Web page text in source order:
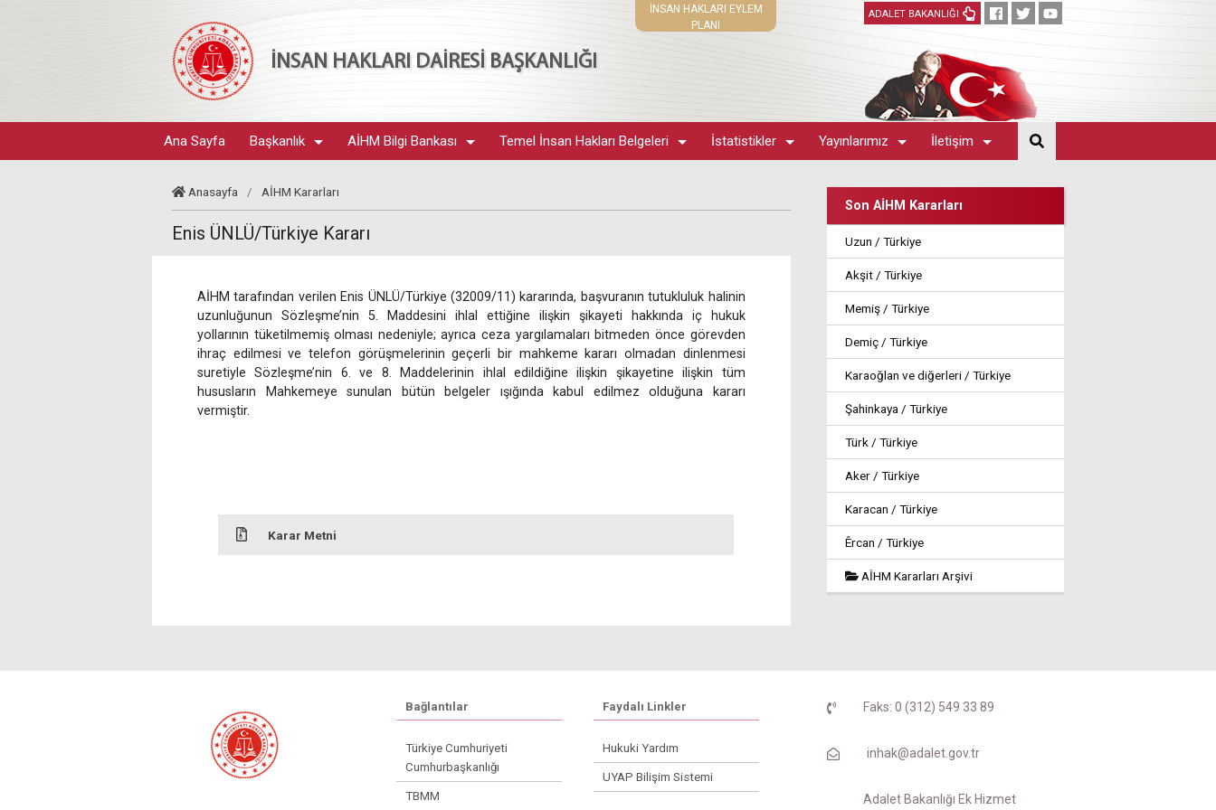
İNSAN HAKLARI DAİRESİ BAŞKANLIĞI
İNSAN HAKLARI EYLEM
PLANI
ADALET BAKANLIĞI
Ana Sayfa Başkanlık AİHM Bilgi Bankası Temel İnsan Hakları Belgeleri İstatistikler Yayınlarımız İletişim
Anasayfa / AİHM Kararları
Enis ÜNLÜ/Türkiye Kararı
AİHM tarafından verilen Enis ÜNLÜ/Türkiye (32009/11) kararında, başvuranın tutukluluk halinin
uzunluğunun Sözleşme’nin 5. Maddesini ihlal ettiğine ilişkin şikayeti hakkında iç hukuk
yollarının tüketilmemiş olması nedeniyle; ayrıca ceza yargılamaları bitmeden önce görevden
ihraç edilmesi ve telefon görüşmelerinin geçerli bir mahkeme kararı olmadan dinlenmesi
suretiyle Sözleşme’nin 6. ve 8. Maddelerinin ihlal edildiğine ilişkin şikayetine ilişkin tüm
hususların Mahkemeye sunulan bütün belgeler ışığında kabul edilmez olduğuna kararı
vermiştir.
Karar Metni
Son AİHM Kararları
Uzun / Türkiye
Akşit / Türkiye
Memiş / Türkiye
Demiç / Türkiye
Karaoğlan ve diğerleri / Türkiye
Şahinkaya / Türkiye
Türk / Türkiye
Aker / Türkiye
Karacan / Türkiye
Êrcan / Türkiye
AİHM Kararları Arşivi
Bağlantılar
Türkiye Cumhuriyeti
Cumhurbaşkanlığı
TBMM
Faydalı Linkler
Hukuki Yardım
UYAP Bilişim Sistemi
Faks: 0 (312) 549 33 89
inhak@adalet.gov.tr
Adalet Bakanlığı Ek Hizmet